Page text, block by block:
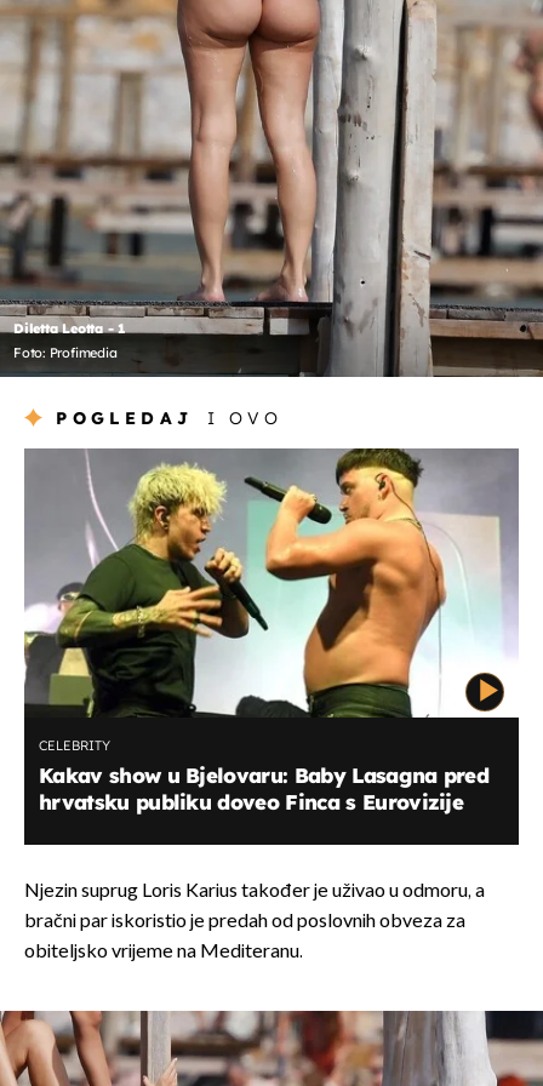
Diletta Leotta - 1
Foto: Profimedia
POGLEDAJ I OVO
CELEBRITY
Kakav show u Bjelovaru: Baby Lasagna pred
hrvatsku publiku doveo Finca s Eurovizije
Njezin suprug Loris Karius također je uživao u odmoru, a
bračni par iskoristio je predah od poslovnih obveza za
obiteljsko vrijeme na Mediteranu.